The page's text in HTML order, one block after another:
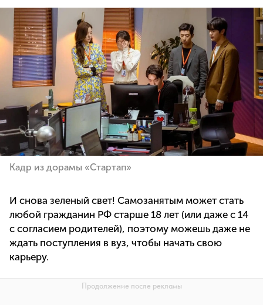
Кадр из дорамы «Стартап»
И снова зеленый свет! Самозанятым может стать
любой гражданин РФ старше 18 лет (или даже с 14
с согласием родителей), поэтому можешь даже не
ждать поступления в вуз, чтобы начать свою
карьеру.